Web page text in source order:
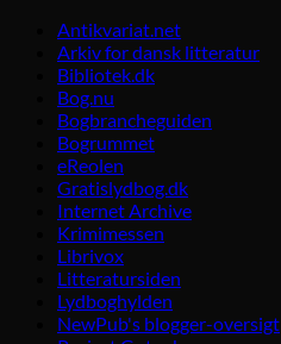
Antikvariat.net
Arkiv for dansk litteratur
Bibliotek.dk
Bog.nu
Bogbrancheguiden
Bogrummet
eReolen
Gratislydbog.dk
Internet Archive
Krimimessen
Librivox
Litteratursiden
Lydboghylden
NewPub's blogger-oversigt